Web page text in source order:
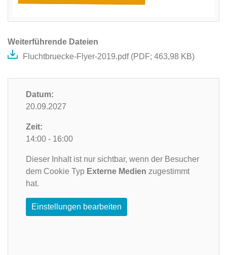
Weiterführende Dateien
Fluchtbruecke-Flyer-2019.pdf (PDF; 463,98 KB)
Datum:
20.09.2027
Zeit:
14:00 - 16:00
Dieser Inhalt ist nur sichtbar, wenn der Besucher
dem Cookie Typ Externe Medien zugestimmt
hat.
Einstellungen bearbeiten